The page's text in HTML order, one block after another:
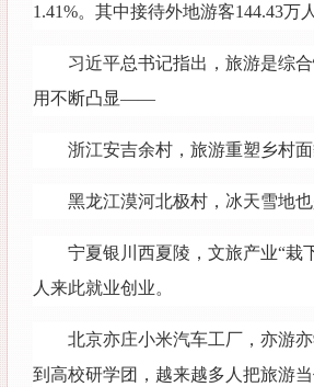
1.41%。其中接待外地游客144.43
习近平总书记指出，旅游是综
用不断凸显——
浙江安吉余村，旅游重塑乡村
黑龙江漠河北极村，冰天雪地
宁夏银川西夏陵，文旅产业“
人来此就业创业。
北京亦庄小米汽车工厂，亦游
到高校研学团，越来越多人把旅游